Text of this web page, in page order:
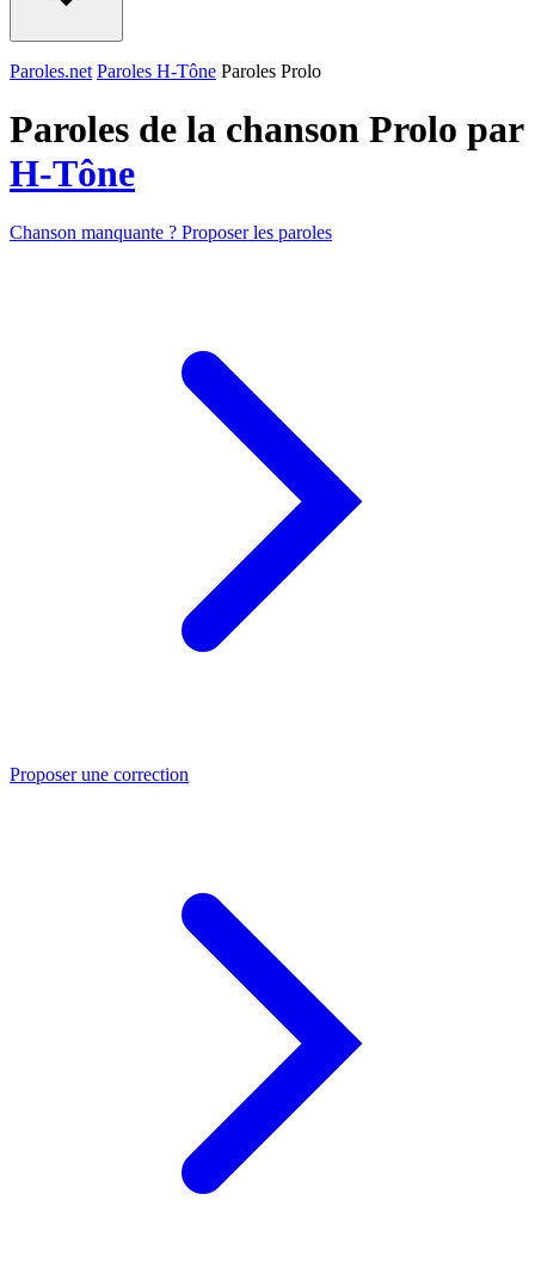
Paroles.net Paroles H-Tône Paroles Prolo
Paroles de la chanson Prolo par
H-Tône
Chanson manquante ? Proposer les paroles
Proposer une correction